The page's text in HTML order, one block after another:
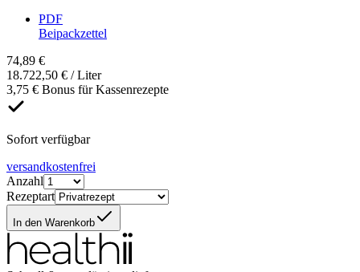
PDF
Beipackzettel
74,89 €
18.722,50 € / Liter
3,75 € Bonus für Kassenrezepte
Sofort verfügbar
versandkostenfrei
Anzahl
Rezeptart
In den Warenkorb